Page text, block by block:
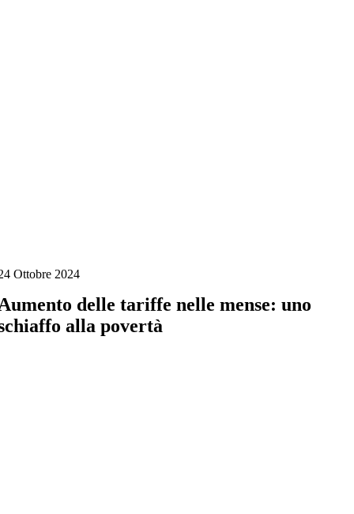
Ottobre 2024
delle tariffe nelle mense: uno
alla povertà